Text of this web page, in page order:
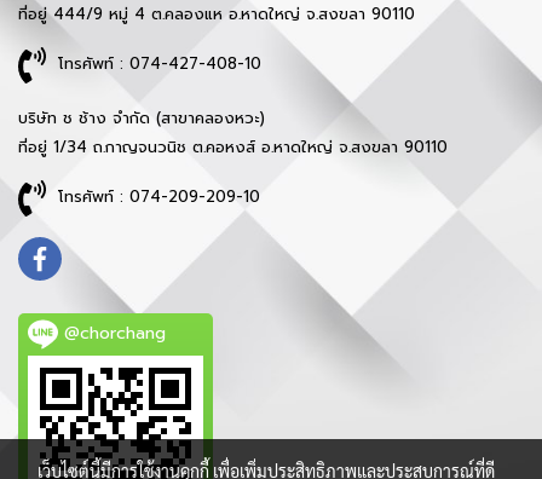
ที่อยู่ 444/9 หมู่ 4 ต.คลองแห อ.หาดใหญ่ จ.สงขลา 90110
โทรศัพท์ : 074-427-408-10
บริษัท ช ช้าง จำกัด (สาขาคลองหวะ)
ที่อยู่ 1/34 ถ.กาญจนวนิช ต.คอหงส์ อ.หาดใหญ่ จ.สงขลา 90110
โทรศัพท์ : 074-209-209-10
@chorchang
เว็บไซต์นี้มีการใช้งานคุกกี้ เพื่อเพิ่มประสิทธิภาพและประสบการณ์ที่ดี